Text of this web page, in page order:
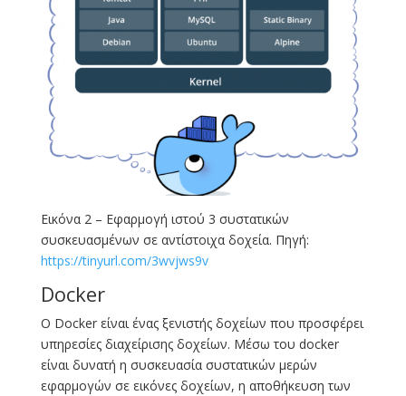
Εικόνα 2 – Εφαρμογή ιστού 3 συστατικών
συσκευασμένων σε αντίστοιχα δοχεία. Πηγή:
https://tinyurl.com/3wvjws9v
Docker
Ο Docker είναι ένας ξενιστής δοχείων που προσφέρει
υπηρεσίες διαχείρισης δοχείων. Μέσω του docker
είναι δυνατή η συσκευασία συστατικών μερών
εφαρμογών σε εικόνες δοχείων, η αποθήκευση των